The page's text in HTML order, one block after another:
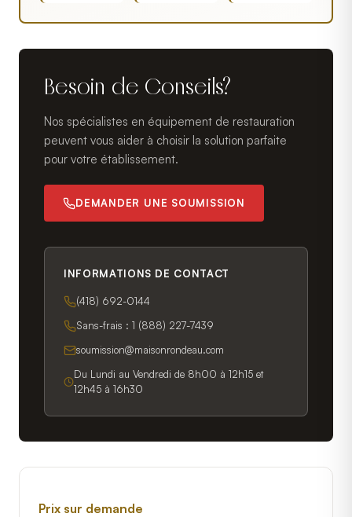
Besoin de Conseils?
Nos spécialistes en équipement de restauration
peuvent vous aider à choisir la solution parfaite
pour votre établissement.
DEMANDER UNE SOUMISSION
INFORMATIONS DE CONTACT
(418) 692-0144
Sans-frais : 1 (888) 227-7439
soumission@maisonrondeau.com
Du Lundi au Vendredi de 8h00 à 12h15 et
12h45 à 16h30
Prix sur demande